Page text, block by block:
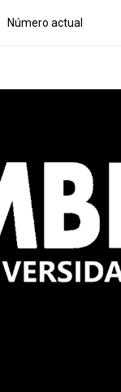
Número actual